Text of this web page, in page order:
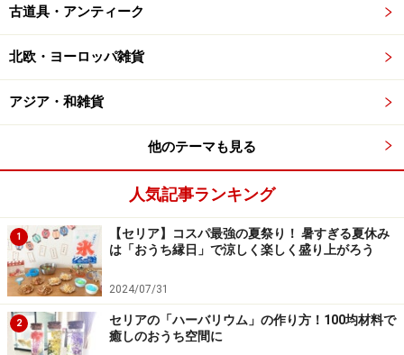
ても経費は100円、コスパも使い心地もバッチリです。
1か月に使うのは4～5個で1個か2個は余ることになるの
で、余ったスポンジはカッターで小さく切って、ミート
ソースなどのしつこい汚れ専用にしたり、シンクの掃除
などに活用しています。これがあるおかげで、我が家は
カレーなどの汚れが気になる洗い物、シンクの汚れなどに気
軽に使えます
古道具・アンティーク
北欧・ヨーロッパ雑貨
アジア・和雑貨
他のテーマも見る
人気記事ランキング
1
【セリア】コスパ最強の夏祭り！ 暑すぎる夏休み
は「おうち縁日」で涼しく楽しく盛り上がろう
2024/07/31
2
セリアの「ハーバリウム」の作り方！100均材料で
癒しのおうち空間に